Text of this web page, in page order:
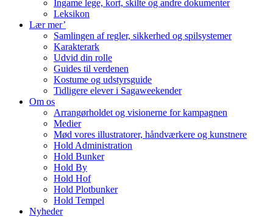
Ingame lege, kort, skilte og andre dokumenter
Leksikon
Lær mer’
Samlingen af regler, sikkerhed og spilsystemer
Karakterark
Udvid din rolle
Guides til verdenen
Kostume og udstyrsguide
Tidligere elever i Sagaweekender
Om os
Arrangørholdet og visionerne for kampagnen
Medier
Mød vores illustratorer, håndværkere og kunstnere
Hold Administration
Hold Bunker
Hold By
Hold Hof
Hold Plotbunker
Hold Tempel
Nyheder